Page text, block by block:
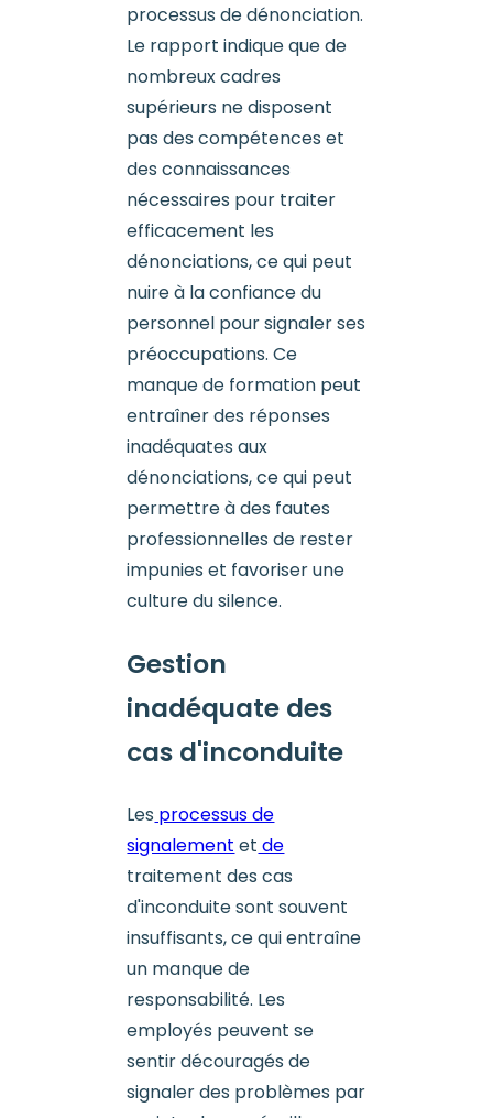
processus de dénonciation.
Le rapport indique que de
nombreux cadres
supérieurs ne disposent
pas des compétences et
des connaissances
nécessaires pour traiter
efficacement les
dénonciations, ce qui peut
nuire à la confiance du
personnel pour signaler ses
préoccupations. Ce
manque de formation peut
entraîner des réponses
inadéquates aux
dénonciations, ce qui peut
permettre à des fautes
professionnelles de rester
impunies et favoriser une
culture du silence.
Gestion
inadéquate des
cas d'inconduite
Les processus de
signalement et de
traitement des cas
d'inconduite sont souvent
insuffisants, ce qui entraîne
un manque de
responsabilité. Les
employés peuvent se
sentir découragés de
signaler des problèmes par